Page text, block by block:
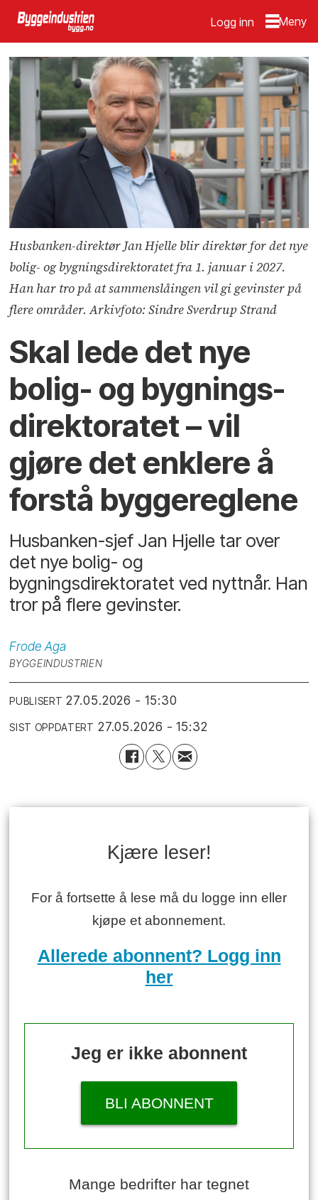
Logg inn
Husbanken-direktør Jan Hjelle blir direktør for det nye
bolig- og bygningsdirektoratet fra 1. januar i 2027.
Han har tro på at sammenslåingen vil gi gevinster på
flere områder. Arkivfoto: Sindre Sverdrup Strand
Skal lede det nye
bolig- og bygnings­
direktoratet – vil
gjøre det enklere å
forstå byggereglene
Husbanken-sjef Jan Hjelle tar over
det nye bolig- og
bygningsdirektoratet ved nyttnår. Han
tror på flere gevinster.
Frode Aga
BYGGEINDUSTRIEN
PUBLISERT 27.05.2026 - 15:30
SIST OPPDATERT 27.05.2026 - 15:32
Kjære leser!
For å fortsette å lese må du logge inn eller
kjøpe et abonnement.
Allerede abonnent? Logg inn
her
Jeg er ikke abonnent
BLI ABONNENT
Mange bedrifter har tegnet